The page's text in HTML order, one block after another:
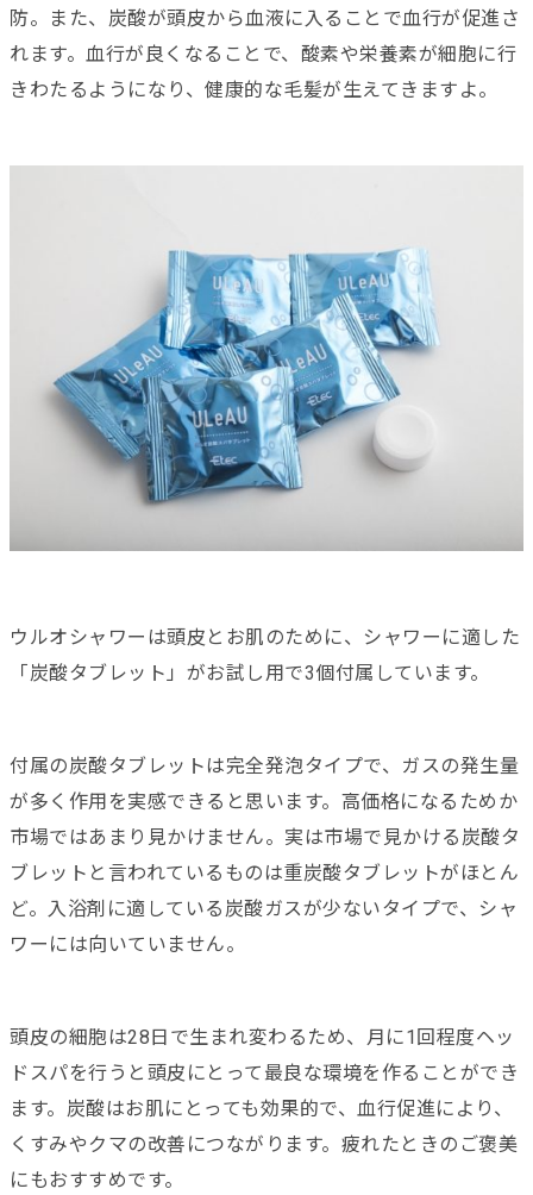
防。また、炭酸が頭皮から血液に入ることで血行が促進さ
れます。血行が良くなることで、酸素や栄養素が細胞に行
きわたるようになり、健康的な毛髪が生えてきますよ。
ウルオシャワーは頭皮とお肌のために、シャワーに適した
「炭酸タブレット」がお試し用で3個付属しています。
付属の炭酸タブレットは完全発泡タイプで、ガスの発生量
が多く作用を実感できると思います。高価格になるためか
市場ではあまり見かけません。実は市場で見かける炭酸タ
ブレットと言われているものは重炭酸タブレットがほとん
ど。入浴剤に適している炭酸ガスが少ないタイプで、シャ
ワーには向いていません。
頭皮の細胞は28日で生まれ変わるため、月に1回程度ヘッ
ドスパを行うと頭皮にとって最良な環境を作ることができ
ます。炭酸はお肌にとっても効果的で、血行促進により、
くすみやクマの改善につながります。疲れたときのご褒美
にもおすすめです。